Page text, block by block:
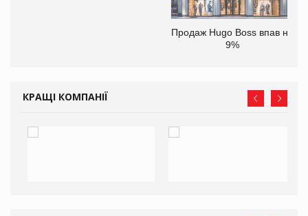
Продаж Hugo Boss впав на
9%
КРАЩІ КОМПАНІЇ